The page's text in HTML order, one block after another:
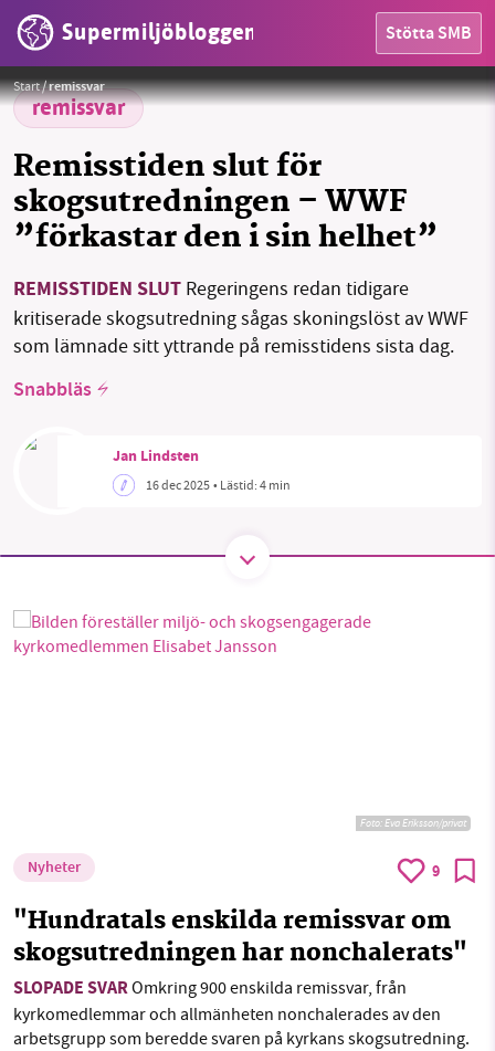
Supermiljöbloggen Stötta SMB
HEM
OMRÅDEN
MILJÖFAKTA
OM OSS
Facebook
Threads LinkedIn
Start/remissvar
remissvar
Remisstiden slut för
skogsutredningen – WWF
”förkastar den i sin helhet”
REMISSTIDEN SLUT Regeringens redan tidigare
kritiserade skogsutredning sågas skoningslöst av WWF
som lämnade sitt yttrande på remisstidens sista dag.
Snabbläs
Jan Lindsten
16 dec 2025• Lästid:4 min
Dags för omtänk om skogsbruket i Svenska kyrkan? Nu avgörs saken.Foto: SMB
Foto: Eva Eriksson/privat
Nyheter 9
"Hundratals enskilda remissvar om
skogsutredningen har nonchalerats"
SLOPADE SVAROmkring 900 enskilda remissvar, från
kyrkomedlemmar och allmänheten nonchalerades av den
arbetsgrupp som beredde svaren på kyrkans skogsutredning.
starten 2010 har vår ideella redaktion drivit
miljödebatten framåt genom